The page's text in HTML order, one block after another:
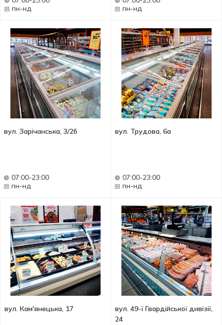
пн-нд
пн-нд
вул. Зарічанська, 3/2б
07:00-23:00
пн-нд
вул. Трудова, 6а
07:00-23:00
пн-нд
вул. Кам'янецька, 17
вул. 49-ї Гвардійської дивізії,
24